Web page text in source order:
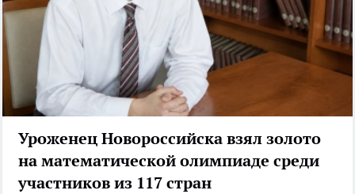
Уроженец Новороссийска взял золото
на математической олимпиаде среди
участников из 117 стран